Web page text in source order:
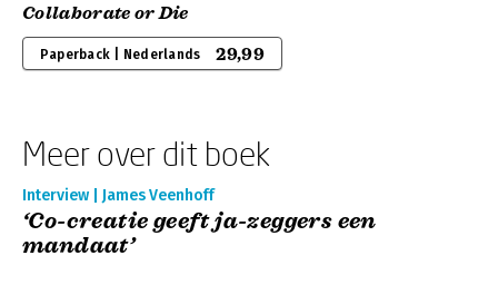
Collaborate or Die
Paperback | Nederlands 29,99
Meer over dit boek
Interview | James Veenhoff
‘Co-creatie geeft ja-zeggers een
mandaat’